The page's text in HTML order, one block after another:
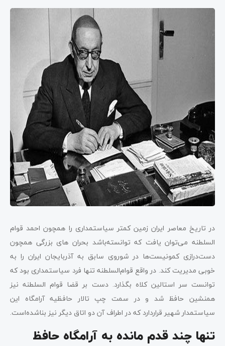
در تاریخ معاصر ایران زمین کمتر سیاستمداری را همچون احمد قوام‌
السلطنه می‌توان یافت که توانسته‌باشد بحران های بزرگی همچون
دست‌درازی کمونیست‌ها در شوروی سابق به آذربایجان ایران را به
خوبی مدیریت کند. در واقع قوام‌السلطنه تنها فرد سیاستمداری بود که
توانست سر استالین کلاه بگذارد. دست بر قضا قوام السلطنه نیز
همنشین حافظ شد و در سمت چپ تالار حافظیه آرامگاه این
سیاستمدار شهیر قراردارد که در اطراف آن دو اتاق دیگر نیز بناشده‌است.
تنها چند قدم مانده به آرامگاه حافظ